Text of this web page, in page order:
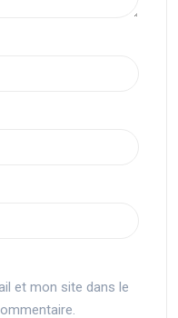
et mon site dans le